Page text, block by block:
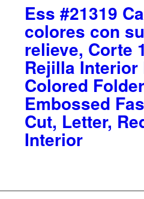
Ess #21319
colores con
relieve, Corte
Rejilla Interior
Colored
Embossed
Cut, Letter,
Interior